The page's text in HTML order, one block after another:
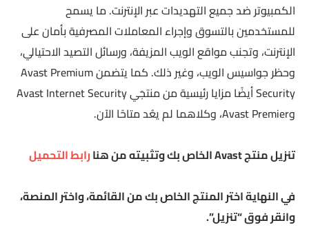
الكمبيوتر ضد جميع التهديدات عبر الإنترنت. ما يسمح
للمستخدمين بالتسوق وإجراء المعاملات المصرفية بأمان على
الإنترنت، وتجنب مواقع الويب المزيفة، ورسائل التصيد الاحتيالي،
وحظر جواسيس الويب، وغير ذلك. كما يتضمن Avast Premium
Security أيضًا مزايا رئيسية من منتجَي Avast Internet Security
وAvast Premier، وكلاهما لم يعُد متاحًا الآن.
تنزيل منتج Avast الخاص بك وتثبيته من هنا
رابط التحميل
في النهاية اختر المنتج الخاص بك من القائمة، واختر المنصة،
وانقر فوق “تنزيل”.